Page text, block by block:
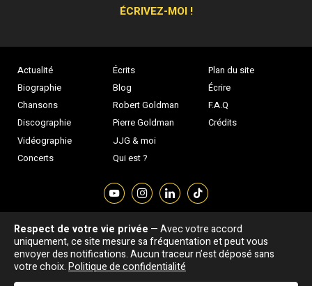
Actualité
Biographie
Chansons
Discographie
Vidéographie
Concerts
Écrits
Blog
Robert Goldman
Pierre Goldman
JJG & moi
Qui est ?
Plan du site
Écrire
F.A.Q
Crédits
ÉCRIVEZ-MOI !
Association "Parler d'sa vie" © Depuis 1997 - Tous droits réservés |
Signaler une erreur |Confidentialité|Gestion des cookies|Dernière
mise à jour : 05/08/2026
Respect de votre vie privée — Avec votre accord
uniquement, ce site mesure sa fréquentation et peut vous
envoyer des notifications. Aucun traceur n’est déposé sans
votre choix.Politique de confidentialité